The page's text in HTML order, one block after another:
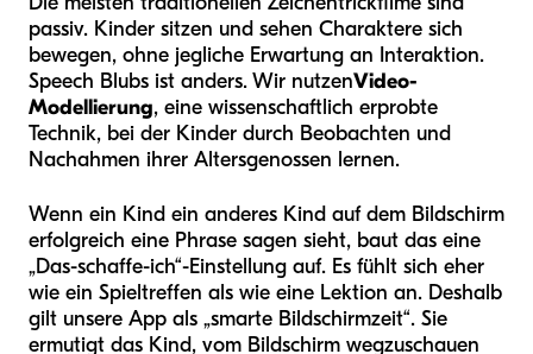
passiv. Kinder sitzen und sehen Charaktere sich
bewegen, ohne jegliche Erwartung an Interaktion.
Speech Blubs ist anders. Wir nutzenVideo-
Modellierung, eine wissenschaftlich erprobte
Technik, bei der Kinder durch Beobachten und
Nachahmen ihrer Altersgenossen lernen.
Wenn ein Kind ein anderes Kind auf dem Bildschirm
erfolgreich eine Phrase sagen sieht, baut das eine
„Das-schaffe-ich“-Einstellung auf. Es fühlt sich eher
wie ein Spieltreffen als wie eine Lektion an. Deshalb
gilt unsere App als „smarte Bildschirmzeit“. Sie
ermutigt das Kind, vom Bildschirm wegzuschauen